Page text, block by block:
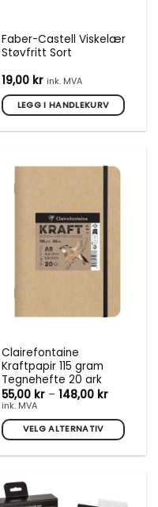
Faber-Castell Viskelær
Støvfritt Sort
19,00 kr ink. MVA
LEGG I HANDLEKURV
Clairefontaine
Kraftpapir 115 gram
Tegnehefte 20 ark
55,00 kr – 148,00 kr
148,00 kr
ink. MVA
VELG ALTERNATIV
har
flere